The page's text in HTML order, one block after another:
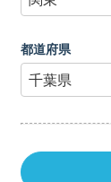
都道府県